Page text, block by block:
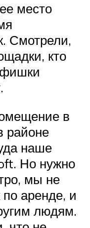
место
Смотрели,
кто
фишки
в
районе
наше
Но нужно
мы не
по аренде, и
людям.